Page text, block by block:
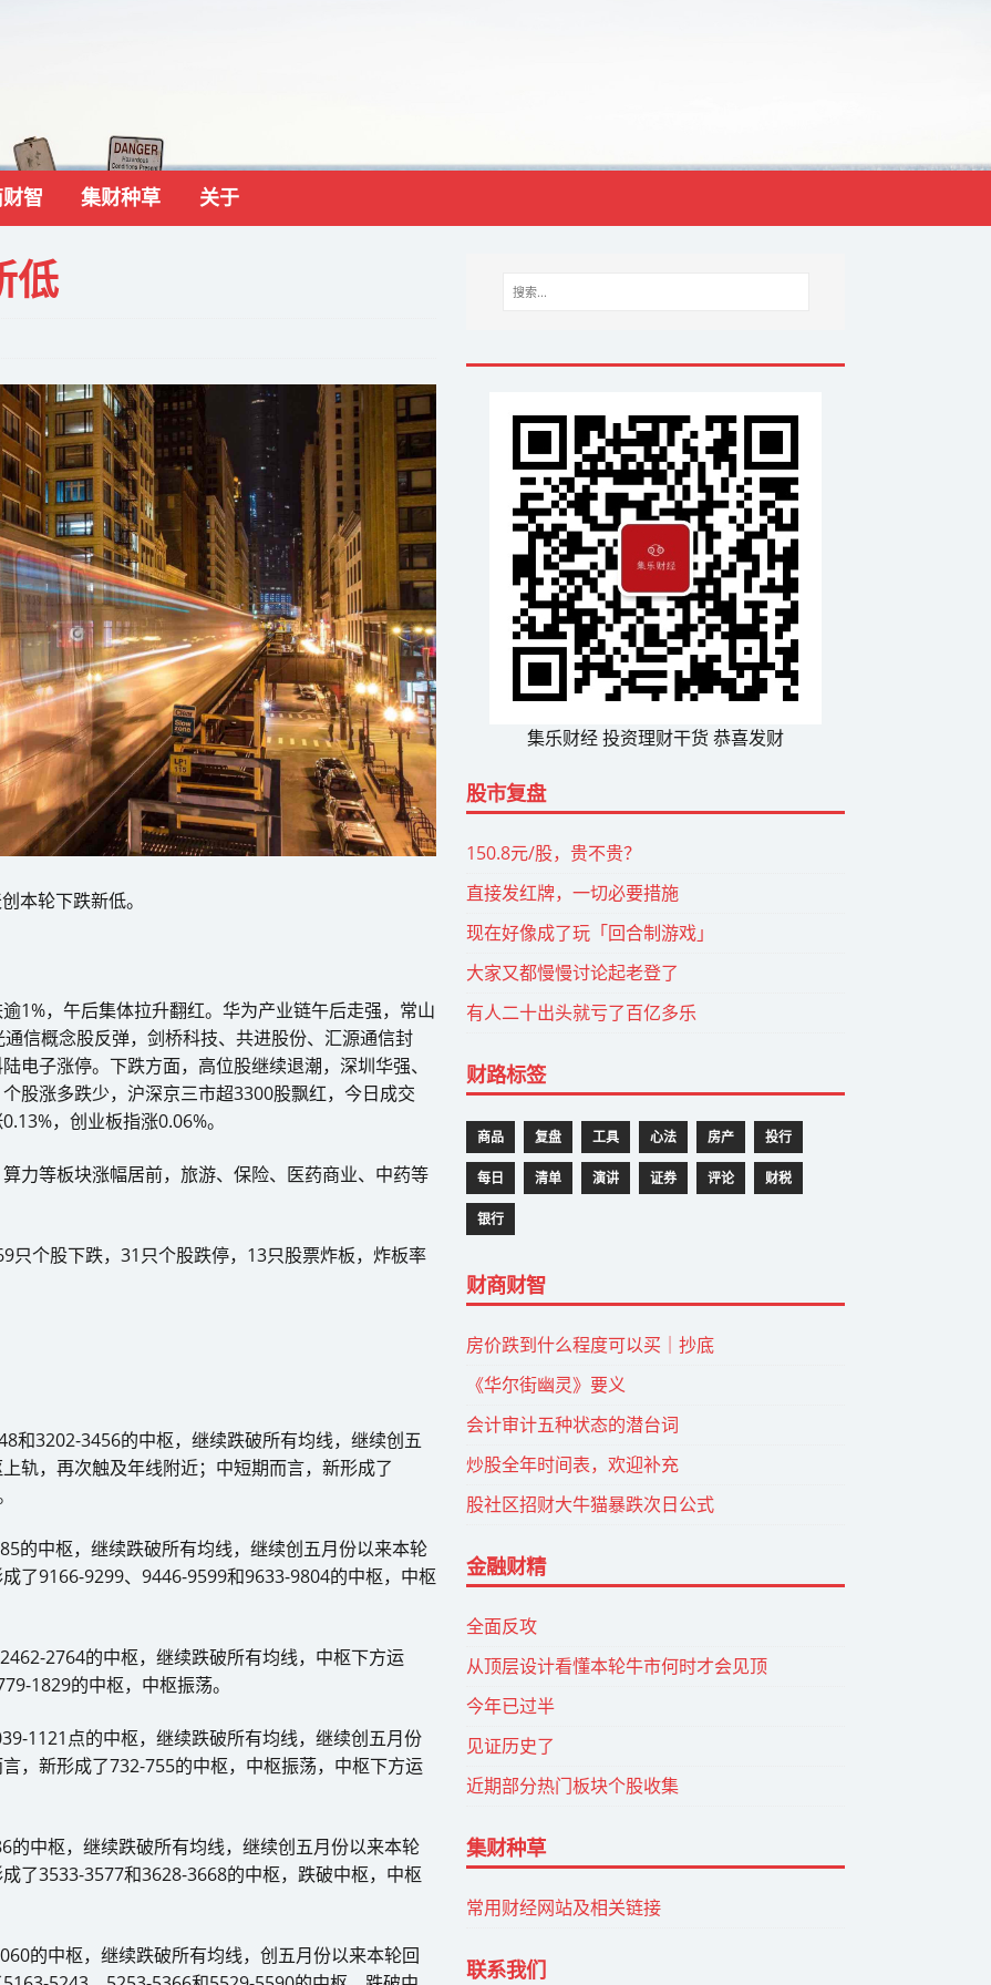
智 集财种草 关于
低
本轮下跌新低。
1%，午后集体拉升翻红。华为产业链午后走强，常山
信概念股反弹，剑桥科技、共进股份、汇源通信封
电子涨停。下跌方面，高位股继续退潮，深圳华强、
股涨多跌少，沪深京三市超3300股飘红，今日成交
，创业板指涨0.06%。
力等板块涨幅居前，旅游、保险、医药商业、中药等
只个股下跌，31只个股跌停，13只股票炸板，炸板率
和3202-3456的中枢，继续跌破所有均线，继续创五
轨，再次触及年线附近；中短期而言，新形成了
的中枢，继续跌破所有均线，继续创五月份以来本轮
了9166-9299、9446-9599和9633-9804的中枢，中枢
2764的中枢，继续跌破所有均线，中枢下方运
1829的中枢，中枢振荡。
1121点的中枢，继续跌破所有均线，继续创五月份
，新形成了732-755的中枢，中枢振荡，中枢下方运
中枢，继续跌破所有均线，继续创五月份以来本轮
了3533-3577和3628-3668的中枢，跌破中枢，中枢
的中枢，继续跌破所有均线，创五月份以来本轮回
集乐财经 投资理财干货 恭喜发财
股市复盘
150.8元/股，贵不贵？
直接发红牌，一切必要措施
现在好像成了玩「回合制游戏」
大家又都慢慢讨论起老登了
有人二十出头就亏了百亿多乐
财路标签
商品 复盘 工具 心法 房产 投行
每日 清单 演讲 证券 评论 财税
银行
财商财智
房价跌到什么程度可以买｜抄底
《华尔街幽灵》要义
会计审计五种状态的潜台词
炒股全年时间表，欢迎补充
股社区招财大牛猫暴跌次日公式
金融财精
全面反攻
从顶层设计看懂本轮牛市何时才会见顶
今年已过半
见证历史了
近期部分热门板块个股收集
集财种草
常用财经网站及相关链接
联系我们